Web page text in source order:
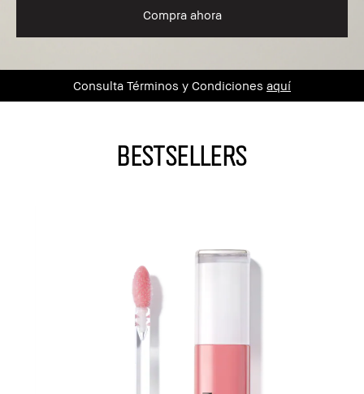
Compra ahora
Consulta Términos y Condiciones aquí
BESTSELLERS